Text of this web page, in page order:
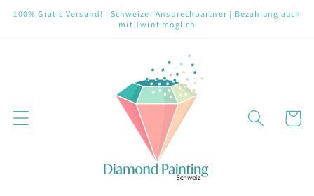
zum
100% Gratis Versand! | Schweizer Ansprechpartner | Bezahlung auch
mit Twint möglich